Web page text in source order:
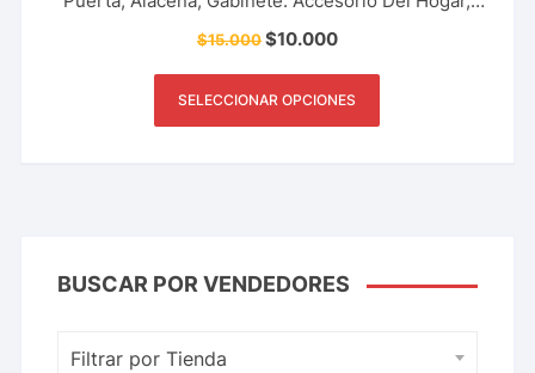
$15.000$10.000
SELECCIONAR OPCIONES
BUSCAR POR VENDEDORES
Filtrar por Tienda